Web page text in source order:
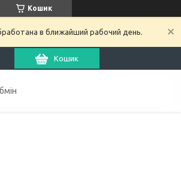
Кошик
в ближайший рабочий день.
Кошик